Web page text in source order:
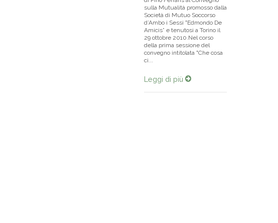
sulla Mutualità promosso dalla
Società di Mutuo Soccorso
d’Ambo i Sessi "Edmondo De
Amicis” e tenutosi a Torino il
29 ottobre 2010.Nel corso
della prima sessione del
convegno intitolata "Che cosa
ci...
Leggi di più